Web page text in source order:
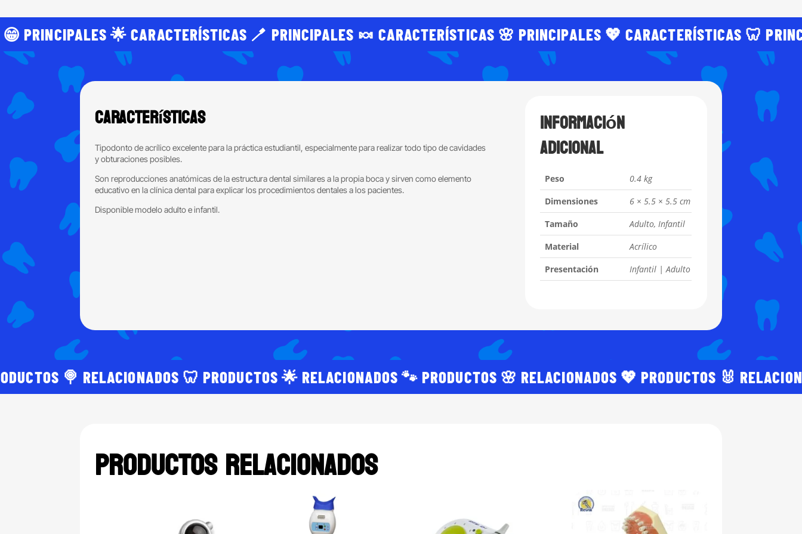
PRINCIPALES 🌟 CARACTERÍSTICAS 🪥 PRINCIPALES 🍬 CARACTERÍSTICAS 🌸 PRINCIPALES 💖 CARACTERÍSTICAS 🦷
Características
Tipodonto de acrílico excelente para la práctica estudiantil, especialmente para realizar todo tipo de cavidades
y obturaciones posibles.
Son reproducciones anatómicas de la estructura dental similares a la propia boca y sirven como elemento
educativo en la clínica dental para explicar los procedimientos dentales a los pacientes.
Disponible modelo adulto e infantil.
Información
adicional
Peso
0.4 kg
Dimensiones
6 × 5.5 × 5.5 cm
Tamaño
Adulto, Infantil
Material
Acrílico
Presentación
Infantil | Adulto
🍭 RELACIONADOS 🦷 PRODUCTOS 🌟 RELACIONADOS 🐾 PRODUCTOS 🌸 RELACIONADOS 💖 PRODUCTOS 🐰
Productos relacionados